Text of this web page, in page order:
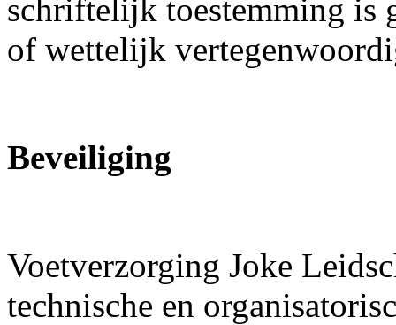
schriftelijk toestemming is
of wettelijk
Beveiliging
Voetverzorging Joke
technische en